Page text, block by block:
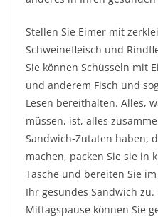
Stellen Sie Eimer mit
Schweinefleisch und
Sie können Schüsseln mit
und anderem Fisch und
Lesen bereithalten. Alles,
müssen, ist, alles
Sandwich-Zutaten haben,
machen, packen Sie sie in
Tasche und bereiten Sie
Ihr gesundes Sandwich zu.
Mittagspause können Sie